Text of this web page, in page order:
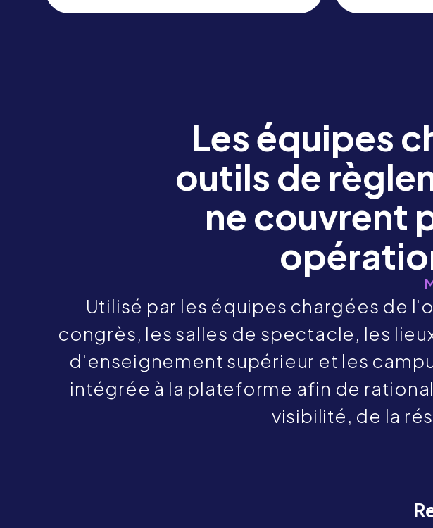
Les équipes
outils de
ne couvrent
Utilisé par les équipes chargées de
congrès, les salles de spectacle, les
d'enseignement supérieur et les
intégrée à la plateforme afin de
visibilité, de la